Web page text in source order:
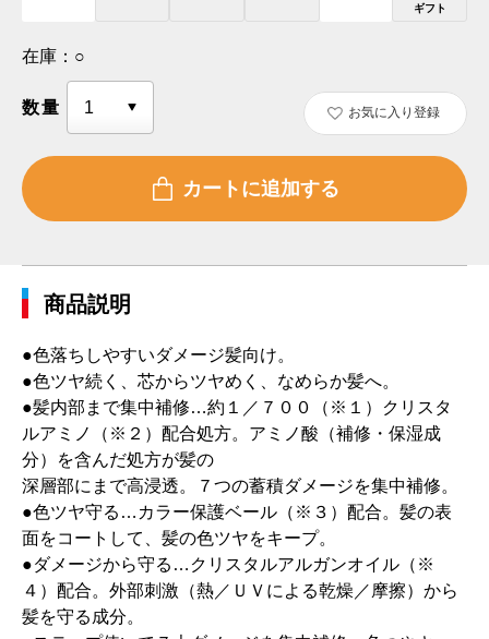
ギフト
在庫： ○
数量 お気に入り登録
商品説明
●色落ちしやすいダメージ髪向け。
●色ツヤ続く、芯からツヤめく、なめらか髪へ。
●髪内部まで集中補修…約１／７００（※１）クリスタ
ルアミノ（※２）配合処方。アミノ酸（補修・保湿成
分）を含んだ処方が髪の
深層部にまで高浸透。７つの蓄積ダメージを集中補修。
●色ツヤ守る…カラー保護ベール（※３）配合。髪の表
面をコートして、髪の色ツヤをキープ。
●ダメージから守る…クリスタルアルガンオイル（※
４）配合。外部刺激（熱／ＵＶによる乾燥／摩擦）から
髪を守る成分。